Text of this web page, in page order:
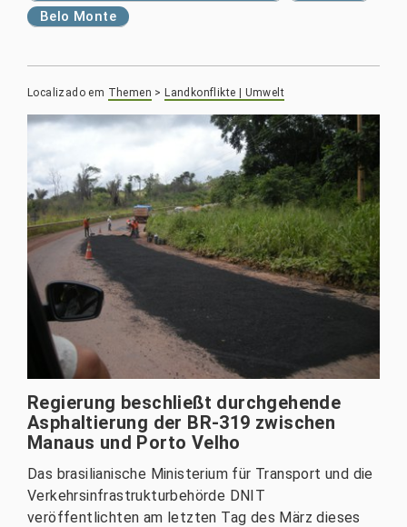
Belo Monte
Localizado em Themen >Landkonflikte | Umwelt
Regierung beschließt durchgehende
Asphaltierung der BR-319 zwischen
Manaus und Porto Velho
Das brasilianische Ministerium für Transport und die
Verkehrsinfrastrukturbehörde DNIT
veröffentlichten am letzten Tag des März dieses